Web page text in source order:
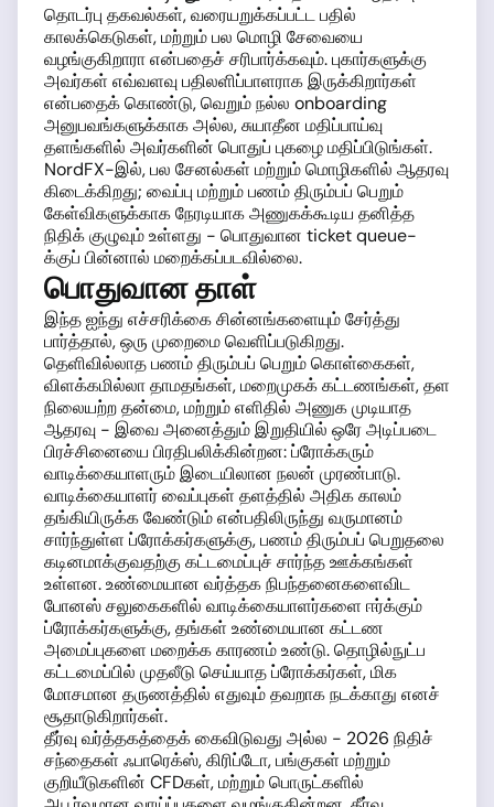
தொடர்பு தகவல்கள், வரையறுக்கப்பட்ட பதில்
காலக்கெடுகள், மற்றும் பல மொழி சேவையை
வழங்குகிறாரா என்பதைச் சரிபார்க்கவும். புகார்களுக்கு
அவர்கள் எவ்வளவு பதிலளிப்பாளராக இருக்கிறார்கள்
என்பதைக் கொண்டு, வெறும் நல்ல onboarding
அனுபவங்களுக்காக அல்ல, சுயாதீன மதிப்பாய்வு
தளங்களில் அவர்களின் பொதுப் புகழை மதிப்பிடுங்கள்.
NordFX-இல், பல சேனல்கள் மற்றும் மொழிகளில் ஆதரவு
கிடைக்கிறது; வைப்பு மற்றும் பணம் திரும்பப் பெறும்
கேள்விகளுக்காக நேரடியாக அணுகக்கூடிய தனித்த
நிதிக் குழுவும் உள்ளது - பொதுவான ticket queue-
க்குப் பின்னால் மறைக்கப்படவில்லை.
பொதுவான தாள்
இந்த ஐந்து எச்சரிக்கை சின்னங்களையும் சேர்த்து
பார்த்தால், ஒரு முறைமை வெளிப்படுகிறது.
தெளிவில்லாத பணம் திரும்பப் பெறும் கொள்கைகள்,
விளக்கமில்லா தாமதங்கள், மறைமுகக் கட்டணங்கள், தள
நிலையற்ற தன்மை, மற்றும் எளிதில் அணுக முடியாத
ஆதரவு - இவை அனைத்தும் இறுதியில் ஒரே அடிப்படை
பிரச்சினையை பிரதிபலிக்கின்றன: ப்ரோக்கரும்
வாடிக்கையாளரும் இடையிலான நலன் முரண்பாடு.
வாடிக்கையாளர் வைப்புகள் தளத்தில் அதிக காலம்
தங்கியிருக்க வேண்டும் என்பதிலிருந்து வருமானம்
சார்ந்துள்ள ப்ரோக்கர்களுக்கு, பணம் திரும்பப் பெறுதலை
கடினமாக்குவதற்கு கட்டமைப்புச் சார்ந்த ஊக்கங்கள்
உள்ளன. உண்மையான வர்த்தக நிபந்தனைகளைவிட
போனஸ் சலுகைகளில் வாடிக்கையாளர்களை ஈர்க்கும்
ப்ரோக்கர்களுக்கு, தங்கள் உண்மையான கட்டண
அமைப்புகளை மறைக்க காரணம் உண்டு. தொழில்நுட்ப
கட்டமைப்பில் முதலீடு செய்யாத ப்ரோக்கர்கள், மிக
மோசமான தருணத்தில் எதுவும் தவறாக நடக்காது எனச்
சூதாடுகிறார்கள்.
தீர்வு வர்த்தகத்தைக் கைவிடுவது அல்ல - 2026 நிதிச்
சந்தைகள் ஃபாரெக்ஸ், கிரிப்டோ, பங்குகள் மற்றும்
குறியீடுகளின் CFDகள், மற்றும் பொருட்களில்